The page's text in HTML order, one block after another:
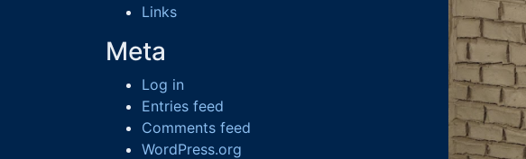
Links
Meta
Log in
Entries feed
Comments feed
WordPress.org